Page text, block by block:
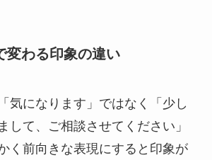
変わる印象の違い
気になります」ではなく「少し
して、ご相談させてください」
く前向きな表現にすると印象が